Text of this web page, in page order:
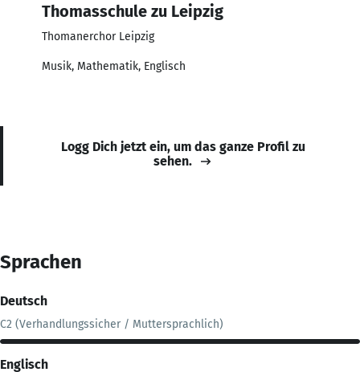
Thomasschule zu Leipzig
Thomanerchor Leipzig
Musik, Mathematik, Englisch
Logg Dich jetzt ein, um das ganze Profil zu
sehen.
Sprachen
Deutsch
C2 (Verhandlungssicher / Muttersprachlich)
Englisch